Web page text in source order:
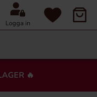
Logga in
🔥